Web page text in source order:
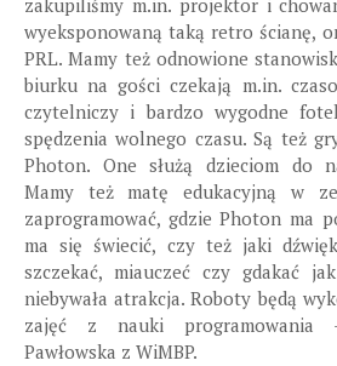
zakupiliśmy m.in. projektor i
wyeksponowaną taką retro ścianę,
PRL. Mamy też odnowione
biurku na gości czekają m.in.
czytelniczy i bardzo wygodne
spędzenia wolnego czasu. Są też
Photon. One służą dzieciom do
Mamy też matę edukacyjną w
zaprogramować, gdzie Photon ma
ma się świecić, czy też jaki
szczekać, miauczeć czy gdakać
niebywała atrakcja. Roboty będą
zajęć z nauki programowania
Pawłowska z WiMBP.